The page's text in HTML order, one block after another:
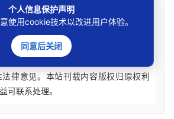
为学术观点交流，不构成任何形式法律
纠纷，由此产生的一切法律后果皆由您
律意见。本站刊载内容版权归原权利
可联系处理。
个人信息保护声明
使用cookie技术以改进用户体验。
同意后关闭